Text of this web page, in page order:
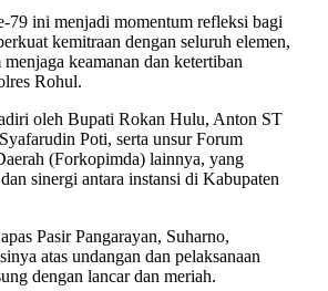
79 ini menjadi momentum refleksi bagi
kemitraan dengan seluruh elemen,
keamanan dan ketertiban
Rohul.
oleh Bupati Rokan Hulu, Anton ST
Poti, serta unsur Forum
(Forkopimda) lainnya, yang
sinergi antara instansi di Kabupaten
Pasir Pangarayan, Suharno,
atas undangan dan pelaksanaan
dengan lancar dan meriah.